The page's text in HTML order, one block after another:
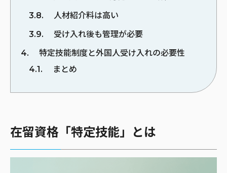
3.8
人材紹介料は高い
3.9
受け入れ後も管理が必要
4
特定技能制度と外国人受け入れの必要性
4.1
まとめ
在留資格「特定技能」とは